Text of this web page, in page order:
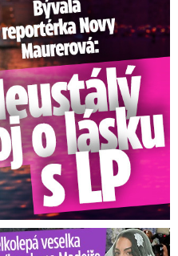
Neustálý boj o lásku s ...
Svatba plná zákazů!